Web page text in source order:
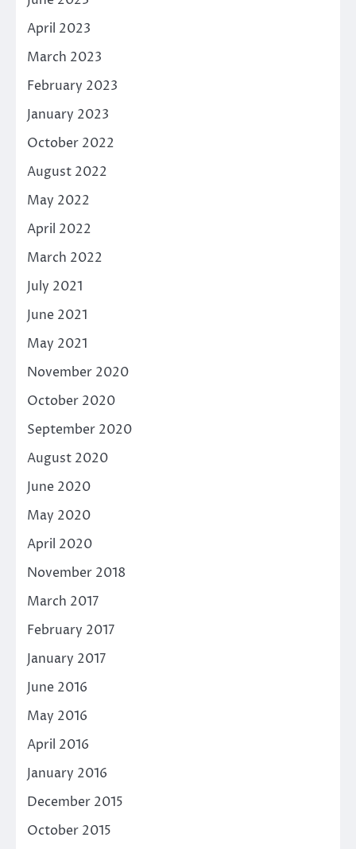
April 2023
March 2023
February 2023
January 2023
October 2022
August 2022
May 2022
April 2022
March 2022
July 2021
June 2021
May 2021
November 2020
October 2020
September 2020
August 2020
June 2020
May 2020
April 2020
November 2018
March 2017
February 2017
January 2017
June 2016
May 2016
April 2016
January 2016
December 2015
October 2015